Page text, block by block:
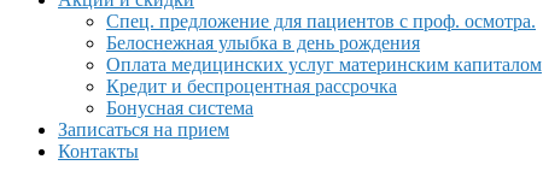
Спец. предложение для пациентов с проф. осмотра.
Белоснежная улыбка в день рождения
Оплата медицинских услуг материнским капиталом
Кредит и беспроцентная рассрочка
Бонусная система
Записаться на прием
Контакты